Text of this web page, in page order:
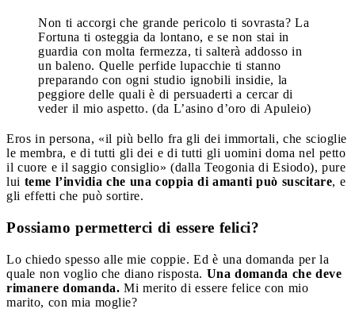
Non ti accorgi che grande pericolo ti sovrasta? La
Fortuna ti osteggia da lontano, e se non stai in
guardia con molta fermezza, ti salterà addosso in
un baleno. Quelle perfide lupacchie ti stanno
preparando con ogni studio ignobili insidie, la
peggiore delle quali è di persuaderti a cercar di
veder il mio aspetto. (da L’asino d’oro di Apuleio)
Eros in persona, «il più bello fra gli dei immortali, che scioglie
le membra, e di tutti gli dei e di tutti gli uomini doma nel petto
il cuore e il saggio consiglio» (dalla Teogonia di Esiodo), pure
lui teme l’invidia che una coppia di amanti può suscitare, e
gli effetti che può sortire.
Possiamo permetterci di essere felici?
Lo chiedo spesso alle mie coppie. Ed è una domanda per la
quale non voglio che diano risposta. Una domanda che deve
rimanere domanda. Mi merito di essere felice con mio
marito, con mia moglie?